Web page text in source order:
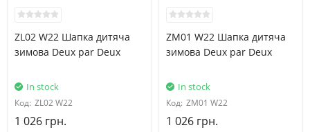
ZL02 W22 Шапка дитяча
зимова Deux par Deux
In stock
Код: ZL02 W22
1 026 грн.
ZM01 W22 Шапка дитяча
зимова Deux par Deux
In stock
Код: ZM01 W22
1 026 грн.